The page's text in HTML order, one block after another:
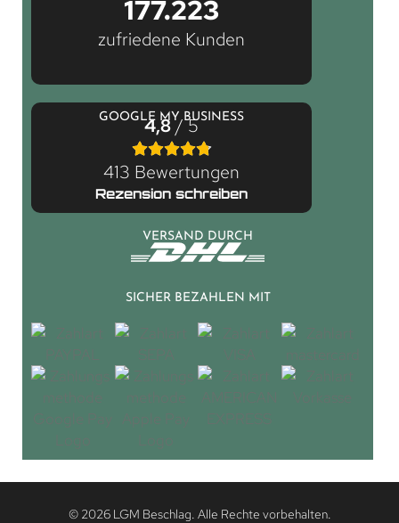
177.223
zufriedene Kunden
GOOGLE MY BUSINESS
4,8/ 5
413 Bewertungen
Rezension schreiben
VERSAND DURCH
SICHER BEZAHLEN MIT
© 2026 LGM Beschlag. Alle Rechte vorbehalten.